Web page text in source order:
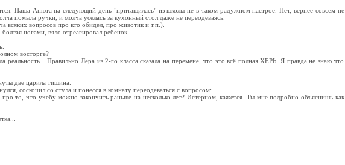
Наша Анюта на следующий день "притащилась" из школы не в таком радужном настрое. Нет, вернее совсем не
помыла ручки, и молча уселась за кухонный стол даже не переодеваясь.
всяких вопросов про кто обидел, про животик и т.п.).
ногами, вяло отреагировал ребенок.
восторге?
Правильно Лера из 2-го класса сказала на перемене, что это всё полная ХЕРЬ. Я правда не знаю что
две царила тишина.
соскочил со стула и понесся в комнату переодеваться с вопросом:
то, что учебу можно закончить раньше на несколько лет? Истерном, кажется. Ты мне подробно объяснишь как